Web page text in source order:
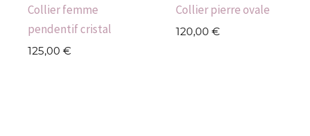
Collier femme
pendentif cristal
125,00€
Collier pierre ovale
120,00€